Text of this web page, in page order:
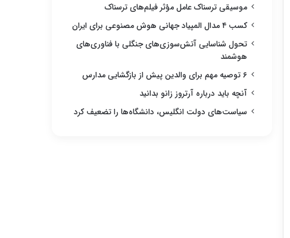
موسیقی ترسناک عامل مؤثر فیلم‌های ترسناک
کسب ۴ مدال المپیاد جهانی هوش مصنوعی برای ایران
تحول شناسایی آتش‌سوزی‌های جنگلی با فناوری‌های
هوشمند
۶ توصیه مهم برای والدین پیش از بازگشایی مدارس
آنچه باید درباره آرتروز زانو بدانید
سیاست‌های دولت انگلیس، دانشگاه‌ها را تضعیف کرد